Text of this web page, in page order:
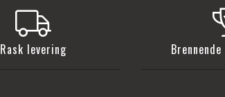
Rask levering